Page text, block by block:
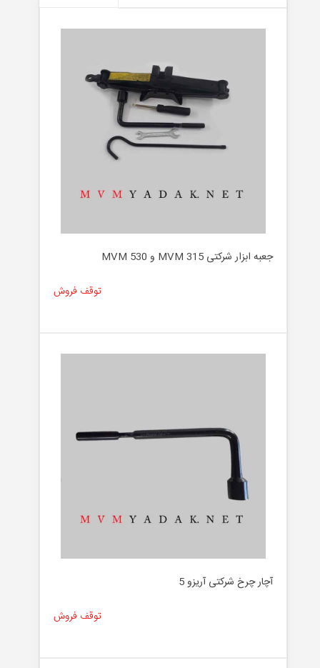
جعبه ابزار شرکتی MVM 315 و MVM 530
توقف فروش
آچار چرخ شرکتی آریزو 5
توقف فروش